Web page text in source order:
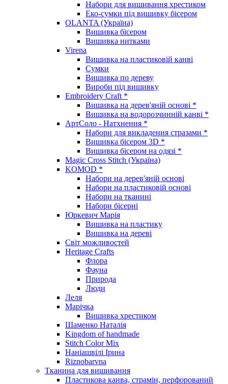
Набори для вишивання хрестиком
Еко-сумки під вишивку бісером
OLANTA (Україна)
Вишивка бісером
Вишивка нитками
Virena
Вишивка на пластиковій канві
Сумки
Вишивка по дереву
Вироби під вишивку
Embroidery Craft *
Вишивка на дерев'яній основі *
Вишивка на водорозчинній канві *
АртСоло - Натхнення *
Набори для викладення стразами *
Вишивка бісером 3D *
Вишивка бісером на одязі *
Magic Cross Stitch (Україна)
KOMOD *
Набори на дерев'яній основі
Набори на пластиковій основі
Набори на тканині
Набори бісерні
Юркевич Марія
Вишивка на пластику
Вишивка на дереві
Світ можливостей
Heritage Crafts
Флора
Фауна
Природа
Люди
Леля
Марічка
Вишивка хрестиком
Шаменко Наталія
Kingdom of handmade
Stitch Color Mix
Наніашвілі Ірина
Riznobarvna
Тканина для вишивання
Пластикова канва, страмін, перфорований